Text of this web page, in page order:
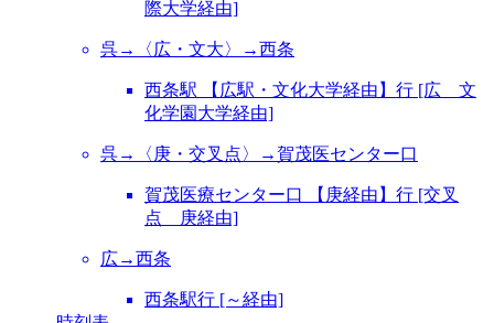
際大学経由]
呉→〈広・文大〉→西条
西条駅 【広駅・文化大学経由】行 [広 文
化学園大学経由]
呉→〈庚・交叉点〉→賀茂医センター口
賀茂医療センター口 【庚経由】行 [交叉
点 庚経由]
広→西条
西条駅行 [～経由]